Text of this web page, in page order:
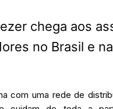
chega aos
no Brasil e
com uma rede de